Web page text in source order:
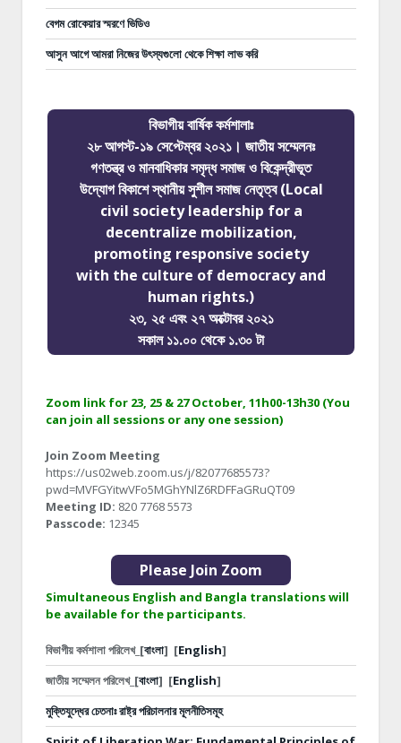
বেগম রোকেয়ার স্মরণে ভিডিও
আসুন আগে আমরা নিজের উৎস্যগুলো থেকে শিক্ষা লাভ করি
বিভাগীয় বার্ষিক কর্মশালাঃ
২৮ আগস্ট-১৯ সেপ্টেম্বর ২০২১। জাতীয় সম্মেলনঃ
গণতন্ত্র ও মানবাধিকার সমৃদ্ধ সমাজ ও বিকেন্দ্রীভূত
উদ্যোগ বিকাশে স্থানীয় সুশীল সমাজ নেতৃত্ব (Local
civil society leadership for a
decentralize mobilization,
promoting responsive society
with the culture of democracy and
human rights.)
২৩, ২৫ এবং ২৭ অক্টোবর ২০২১
সকাল ১১.০০ থেকে ১.৩০ টা
Zoom link for 23, 25 & 27 October, 11h00-13h30 (You
can join all sessions or any one session)
Join Zoom Meeting
https://us02web.zoom.us/j/82077685573?
pwd=MVFGYitwVFo5MGhYNlZ6RDFFaGRuQT09
Meeting ID: 820 7768 5573
Passcode: 12345
Please Join Zoom
Simultaneous English and Bangla translations will
be available for the participants.
বিভাগীয় কর্মশালা পরিলেখ_[বাংলা] [English]
জাতীয় সম্মেলন পরিলেখ_[বাংলা] [English]
মুক্তিযুদ্ধের চেতনাঃ রাষ্ট্র পরিচালনার মূলনীতিসমূহ